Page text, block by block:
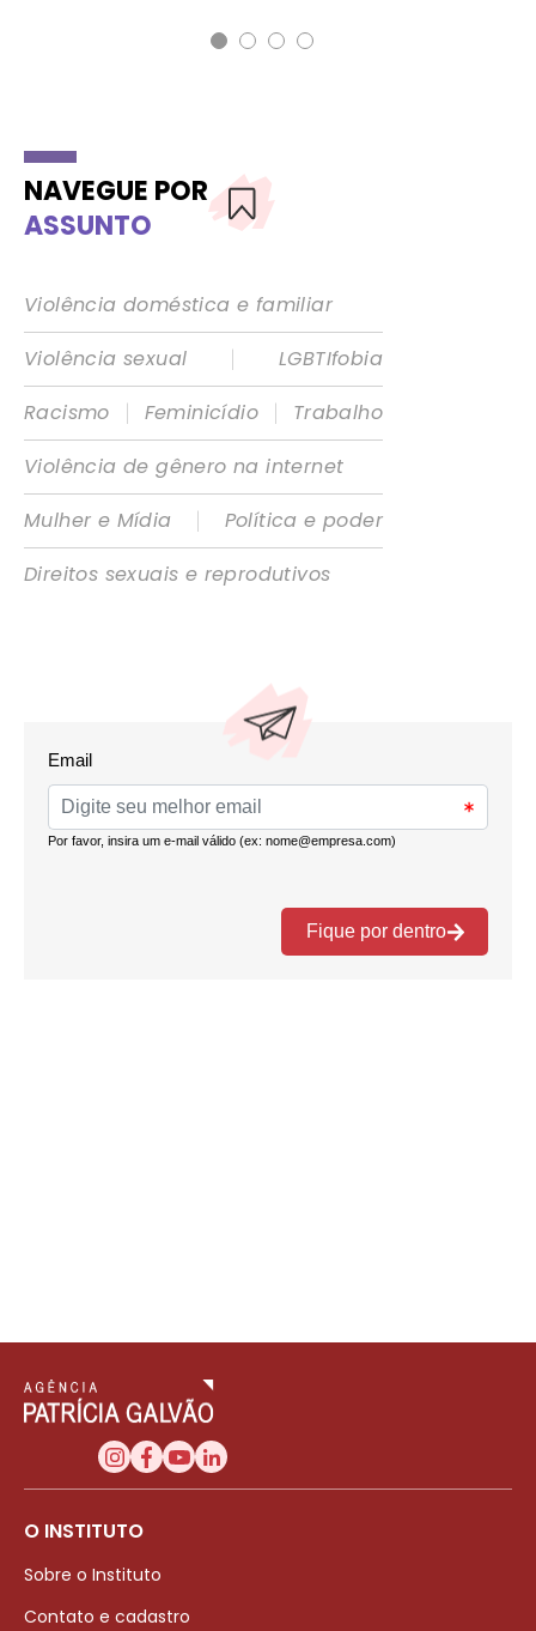
NAVEGUE POR
ASSUNTO
Violência doméstica e familiar
Violência sexual
|
LGBTIfobia
Racismo
| Feminicídio |
Trabalho
Violência de gênero na internet
Mulher e Mídia
|
Política e poder
Direitos sexuais e reprodutivos
O INSTITUTO
Sobre o Instituto
Contato e cadastro